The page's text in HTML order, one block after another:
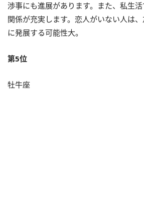
渉事にも進展があります。また、私生
関係が充実します。恋人がいない人は
に発展する可能性大。
第5位
牡牛座